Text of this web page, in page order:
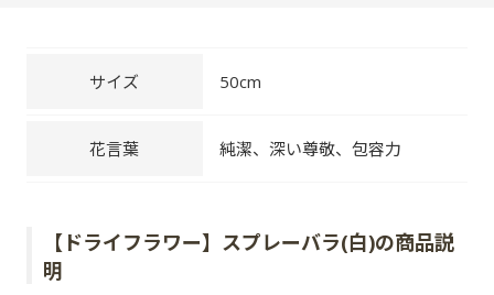
サイズ 50cm
花言葉 純潔、深い尊敬、包容力
【ドライフラワー】スプレーバラ(白)の商品説
明